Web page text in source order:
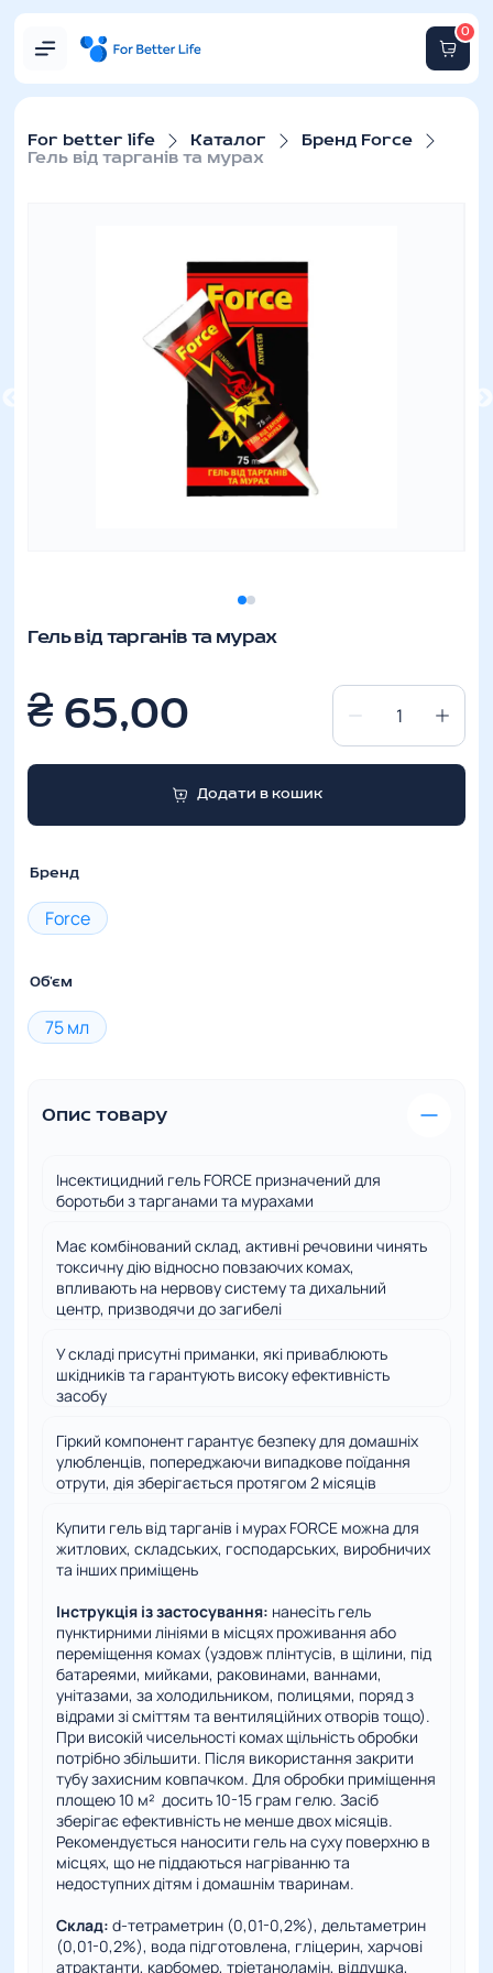
0
For better life Каталог
Бренд Force
Гель від тарганів та мурах
Гель від тарганів та мурах
Бренд
Force
Об'єм
75 мл
65,00
₴
від
мурах
Додати в кошик
Опис товару
Інсектицидний гель FORCE призначений для
боротьби з тарганами та мурахами
Має комбінований склад, активні речовини чинять
токсичну дію відносно повзаючих комах,
впливають на нервову систему та дихальний
центр, призводячи до загибелі
У складі присутні приманки, які приваблюють
шкідників та гарантують високу ефективність
засобу
Гіркий компонент гарантує безпеку для домашніх
улюбленців, попереджаючи випадкове поїдання
отрути, дія зберігається протягом 2 місяців
Купити гель від тарганів і мурах FORCE можна для
житлових, складських, господарських, виробничих
та інших приміщень
Інструкція із застосування: нанесіть гель
пунктирними лініями в місцях проживання або
переміщення комах (уздовж плінтусів, в щілини, під
батареями, мийками, раковинами, ваннами,
унітазами, за холодильником, полицями, поряд з
відрами зі сміттям та вентиляційних отворів тощо).
При високій чисельності комах щільність обробки
потрібно збільшити. Після використання закрити
тубу захисним ковпачком. Для обробки приміщення
площею 10 м² досить 10-15 грам гелю. Засіб
зберігає ефективність не менше двох місяців.
Рекомендується наносити гель на суху поверхню в
місцях, що не піддаються нагріванню та
недоступних дітям і домашнім тваринам.
Склад: d-тетраметрин (0,01-0,2%), дельтаметрин
(0,01-0,2%), вода підготовлена, гліцерин, харчові
атрактанти, карбомер, тріетаноламін, віддушка,